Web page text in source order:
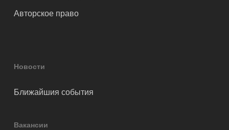
Авторское право
Новости
Ближайшия события
Вакансии